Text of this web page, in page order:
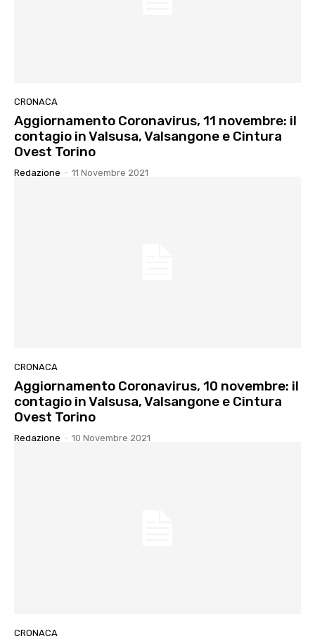
CRONACA
Aggiornamento Coronavirus, 11 novembre: il
contagio in Valsusa, Valsangone e Cintura
Ovest Torino
Redazione - 11 Novembre 2021
CRONACA
Aggiornamento Coronavirus, 10 novembre: il
contagio in Valsusa, Valsangone e Cintura
Ovest Torino
Redazione - 10 Novembre 2021
CRONACA